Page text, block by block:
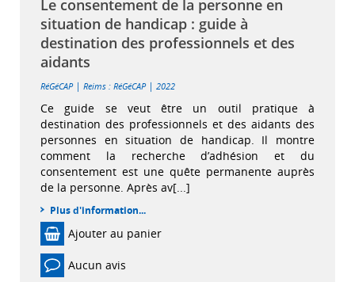
Le consentement de la personne en
situation de handicap : guide à
destination des professionnels et des
aidants
RéGéCAP | Reims : RéGéCAP| 2022
Ce guide se veut être un outil pratique à
destination des professionnels et des aidants des
personnes en situation de handicap. Il montre
comment la recherche d’adhésion et du
consentement est une quête permanente auprès
de la personne. Après av[...]
Plus d'information...
Ajouter au panier
Aucun avis